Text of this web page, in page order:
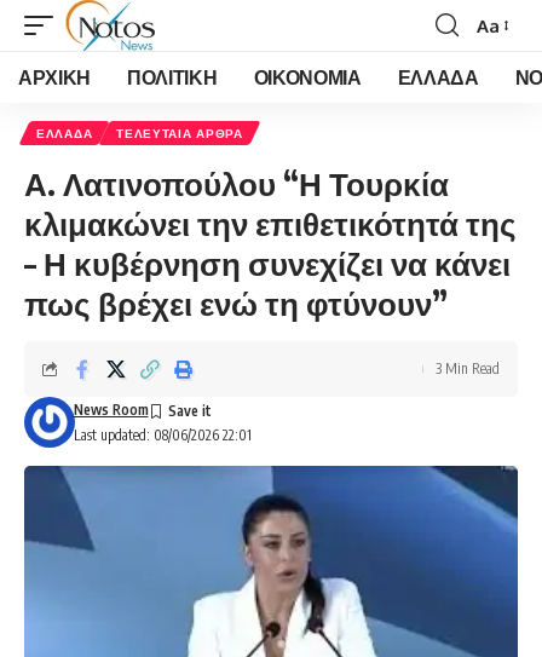
Font
Resizer
Aa
ΑΡΧΙΚΗ ΠΟΛΙΤΙΚΗ ΟΙΚΟΝΟΜΙΑ ΕΛΛΑΔΑ
ΕΛΛΑΔΑ ΤΕΛΕΥΤΑΙΑ ΑΡΘΡΑ
Α. Λατινοπούλου “Η Τουρκία
κλιμακώνει την επιθετικότητά της
– Η κυβέρνηση συνεχίζει να κάνει
πως βρέχει ενώ τη φτύνουν”
Last updated: 08/06/2026 22:01
News Room
3 Min Read